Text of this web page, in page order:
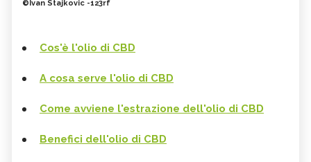
©Ivan Stajkovic -123rf
Cos'è l'olio di CBD
A cosa serve l'olio di CBD
Come avviene l'estrazione dell'olio di CBD
Benefici dell'olio di CBD